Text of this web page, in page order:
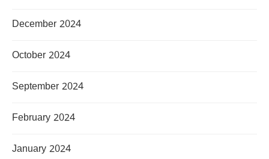
December 2024
October 2024
September 2024
February 2024
January 2024